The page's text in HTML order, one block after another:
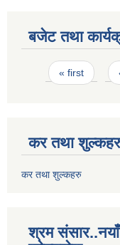
बजेट तथा
Pages
« first
कर तथा
कर तथा शुल्कहरु
श्रम